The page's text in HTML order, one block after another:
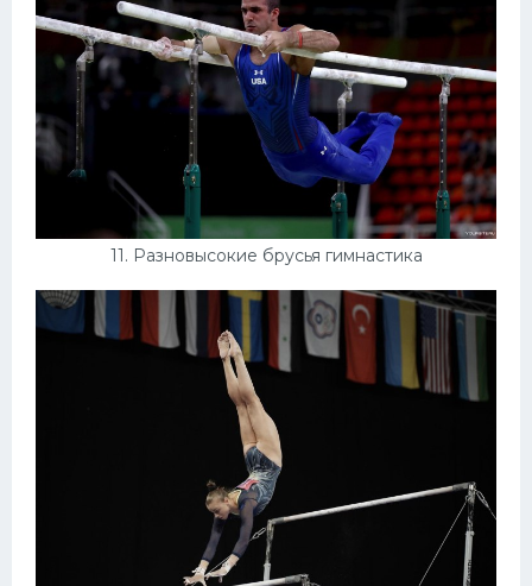
11. Разновысокие брусья гимнастика